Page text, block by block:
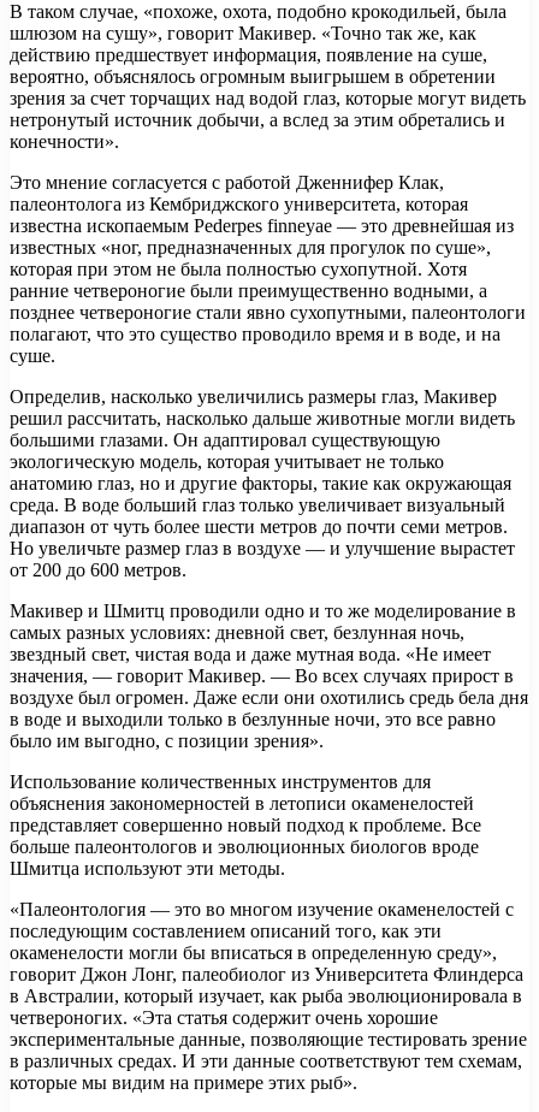
В таком случае, «похоже, охота, подобно крокодильей, была
шлюзом на сушу», говорит Макивер. «Точно так же, как
действию предшествует информация, появление на суше,
вероятно, объяснялось огромным выигрышем в обретении
зрения за счет торчащих над водой глаз, которые могут видеть
нетронутый источник добычи, а вслед за этим обретались и
конечности».
Это мнение согласуется с работой Дженнифер Клак,
палеонтолога из Кембриджского университета, которая
известна ископаемым Pederpes finneyae — это древнейшая из
известных «ног, предназначенных для прогулок по суше»,
которая при этом не была полностью сухопутной. Хотя
ранние четвероногие были преимущественно водными, а
позднее четвероногие стали явно сухопутными, палеонтологи
полагают, что это существо проводило время и в воде, и на
суше.
Определив, насколько увеличились размеры глаз, Макивер
решил рассчитать, насколько дальше животные могли видеть
большими глазами. Он адаптировал существующую
экологическую модель, которая учитывает не только
анатомию глаз, но и другие факторы, такие как окружающая
среда. В воде больший глаз только увеличивает визуальный
диапазон от чуть более шести метров до почти семи метров.
Но увеличьте размер глаз в воздухе — и улучшение вырастет
от 200 до 600 метров.
Макивер и Шмитц проводили одно и то же моделирование в
самых разных условиях: дневной свет, безлунная ночь,
звездный свет, чистая вода и даже мутная вода. «Не имеет
значения, — говорит Макивер. — Во всех случаях прирост в
воздухе был огромен. Даже если они охотились средь бела дня
в воде и выходили только в безлунные ночи, это все равно
было им выгодно, с позиции зрения».
Использование количественных инструментов для
объяснения закономерностей в летописи окаменелостей
представляет совершенно новый подход к проблеме. Все
больше палеонтологов и эволюционных биологов вроде
Шмитца используют эти методы.
«Палеонтология — это во многом изучение окаменелостей с
последующим составлением описаний того, как эти
окаменелости могли бы вписаться в определенную среду»,
говорит Джон Лонг, палеобиолог из Университета Флиндерса
в Австралии, который изучает, как рыба эволюционировала в
четвероногих. «Эта статья содержит очень хорошие
экспериментальные данные, позволяющие тестировать зрение
в различных средах. И эти данные соответствуют тем схемам,
которые мы видим на примере этих рыб».